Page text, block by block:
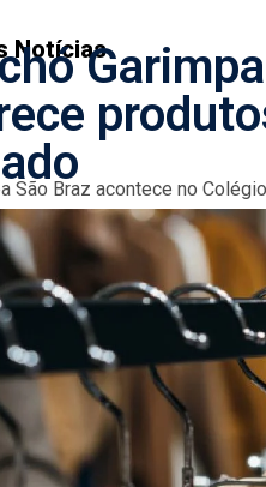
Notícias
São Braz acontece no
a preços